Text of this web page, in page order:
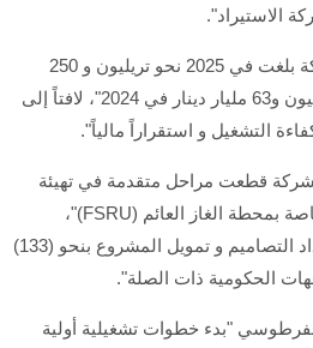
الاستيراد".
و أشار إلى أن "إيرادات الشركة بلغت في 2025 نحو تريليون و 250
مليار دينار عراقي، مقابل تريليون و63 مليار دينار في 2024"، لافتاً إلى
التشغيل و استقراراً مالياً".
قطعت مراحل متقدمة في تهيئة
القناة الملاحية و الأرصفة الخاصة بمحطة الغاز العائم (FSRU)"،
موضحاً أن "الشركة تولت إعداد التصاميم و تمويل المشروع بنحو (133)
الحكومية ذات الصلة".
الفرطوسي "بدء خطوات تشغيلية أولية